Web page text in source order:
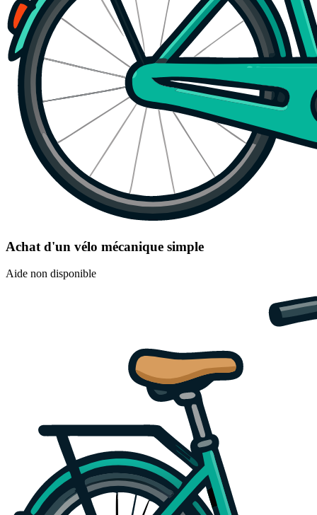
Achat d'un vélo mécanique simple
Aide non disponible